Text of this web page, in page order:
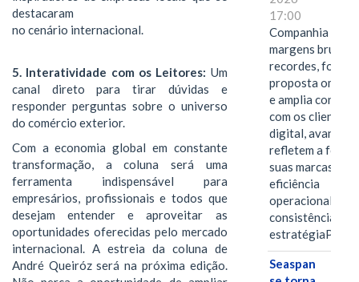
destacaram
no cenário internacional.
5. Interatividade com os Leitores: Um
canal direto para tirar dúvidas e
responder perguntas sobre o universo
do comércio exterior.
Com a economia global em constante
transformação, a coluna será uma
ferramenta indispensável para
empresários, profissionais e todos que
desejam entender e aproveitar as
oportunidades oferecidas pelo mercado
internacional. A estreia da coluna de
André Queiróz será na próxima edição.
17:00
Companhia
margens brutas
recordes,
proposta
e amplia
com os clientes
digital, avanços
refletem a força
suas marcas, a
eficiência
operacional e a
consistência de
Seaspan